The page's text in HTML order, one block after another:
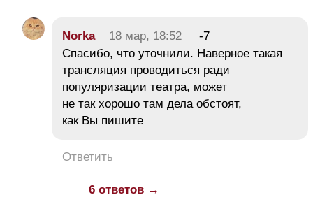
Norka 18 мар, 18:52
-7
Спасибо, что уточнили. Наверное такая
трансляция проводиться ради
популяризации театра, может
не так хорошо там дела обстоят,
как Вы пишите
Ответить
6 ответов →